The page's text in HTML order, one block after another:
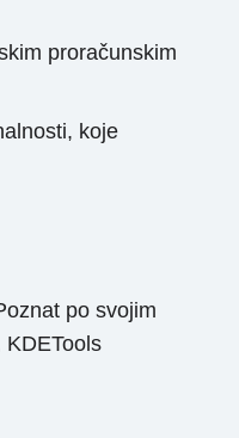
proračunskim
koje
po svojim